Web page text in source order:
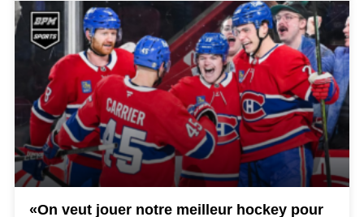
«On veut jouer notre meilleur hockey pour